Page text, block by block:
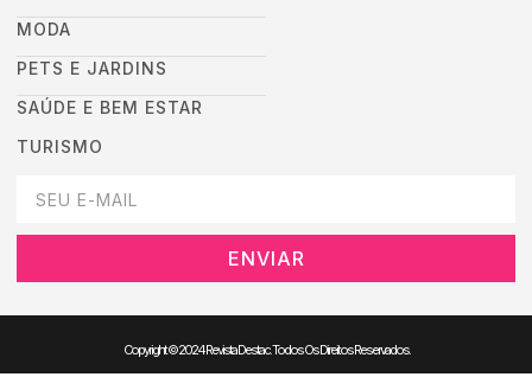
MODA
PETS E JARDINS
SAÚDE E BEM ESTAR
TURISMO
ENVIAR
Copyright © 2024 Revista Destac. Todos Os Direitos Reservados.